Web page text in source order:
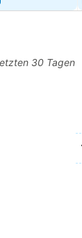
30 Tagen